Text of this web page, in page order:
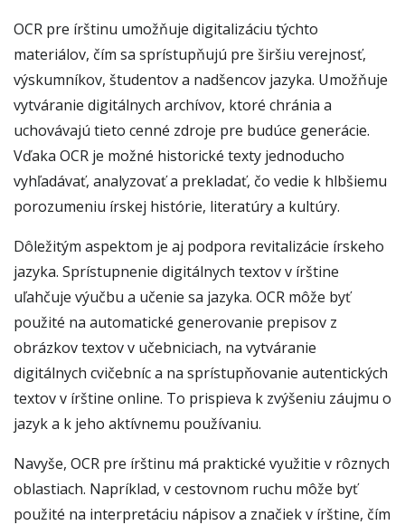
OCR pre írštinu umožňuje digitalizáciu týchto
materiálov, čím sa sprístupňujú pre širšiu verejnosť,
výskumníkov, študentov a nadšencov jazyka. Umožňuje
vytváranie digitálnych archívov, ktoré chránia a
uchovávajú tieto cenné zdroje pre budúce generácie.
Vďaka OCR je možné historické texty jednoducho
vyhľadávať, analyzovať a prekladať, čo vedie k hlbšiemu
porozumeniu írskej histórie, literatúry a kultúry.
Dôležitým aspektom je aj podpora revitalizácie írskeho
jazyka. Sprístupnenie digitálnych textov v írštine
uľahčuje výučbu a učenie sa jazyka. OCR môže byť
použité na automatické generovanie prepisov z
obrázkov textov v učebniciach, na vytváranie
digitálnych cvičebníc a na sprístupňovanie autentických
textov v írštine online. To prispieva k zvýšeniu záujmu o
jazyk a k jeho aktívnemu používaniu.
Navyše, OCR pre írštinu má praktické využitie v rôznych
oblastiach. Napríklad, v cestovnom ruchu môže byť
použité na interpretáciu nápisov a značiek v írštine, čím